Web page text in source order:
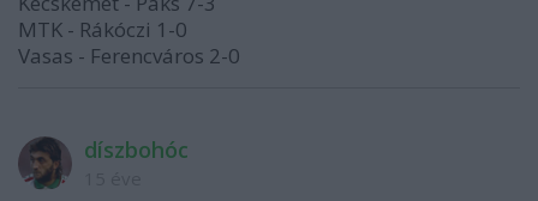
MTK - Rákóczi 1-0
Vasas - Ferencváros 2-0
díszbohóc